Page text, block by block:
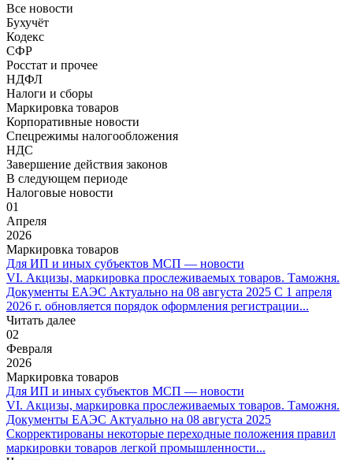
Все новости
Бухучёт
Кодекс
СФР
Росстат и прочее
НДФЛ
Налоги и сборы
Маркировка товаров
Корпоративные новости
Спецрежимы налогообложения
НДС
Завершение действия законов
В следующем периоде
Налоговые новости
01
Апреля
2026
Маркировка товаров
Для ИП и иных субъектов МСП — новости
VI. Акцизы, маркировка прослеживаемых товаров. Таможня.
Документы ЕАЭС Актуально на 08 августа 2025 С 1 апреля
2026 г. обновляется порядок оформления регистрации...
Читать далее
02
Февраля
2026
Маркировка товаров
Для ИП и иных субъектов МСП — новости
VI. Акцизы, маркировка прослеживаемых товаров. Таможня.
Документы ЕАЭС Актуально на 08 августа 2025
Скорректированы некоторые переходные положения правил
маркировки товаров легкой промышленности...